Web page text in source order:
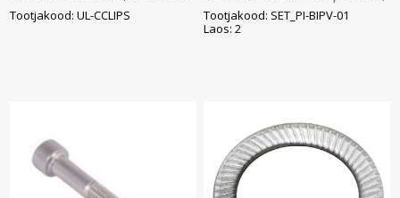
Tootjakood: UL-CCLIPS
CORAB Solar
Tootjakood: SET_PI-BIPV-01
Laos: 2